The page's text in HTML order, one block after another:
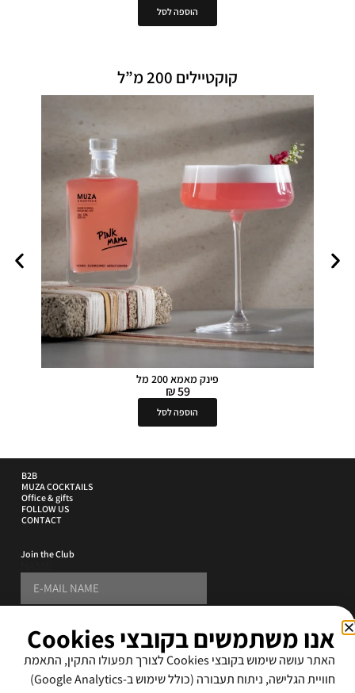
הוספה לסל
קוקטיילים 200 מ”ל
פינק מאמא 200 מל
59
₪
הוספה לסל
B2B
MUZA COCKTAILS
Office & gifts
FOLLOW US
CONTACT
Join the Club
PHONE
E-MAIL ADDRESS
SUBSCRIBE
אנו משתמשים בקובצי Cookies
האתר עושה שימוש בקובצי Cookies לצורך תפעולו התקין, התאמת
חוויית הגלישה, ניתוח תעבורה (כולל שימוש ב-Google Analytics)